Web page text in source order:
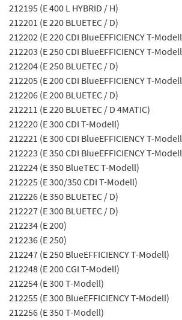
212195 (E 400 L HYBRID / H)
212201 (E 220 BLUETEC / D)
212202 (E 220 CDI BlueEFFICIENCY T-
212203 (E 250 CDI BlueEFFICIENCY T-
212204 (E 250 BLUETEC / D)
212205 (E 200 CDI BlueEFFICIENCY T-
212206 (E 200 BLUETEC / D)
212211 (E 220 BLUETEC / D 4MATIC)
212220 (E 300 CDI T-Modell)
212221 (E 300 CDI BlueEFFICIENCY T-
212223 (E 350 CDI BlueEFFICIENCY T-
212224 (E 350 BlueTEC T-Modell)
212225 (E 300/350 CDI T-Modell)
212226 (E 350 BLUETEC / D)
212227 (E 300 BLUETEC / D)
212234 (E 200)
212236 (E 250)
212247 (E 250 BlueEFFICIENCY T-Modell)
212248 (E 200 CGI T-Modell)
212254 (E 300 T-Modell)
212255 (E 300 BlueEFFICIENCY T-Modell)
212256 (E 350 T-Modell)